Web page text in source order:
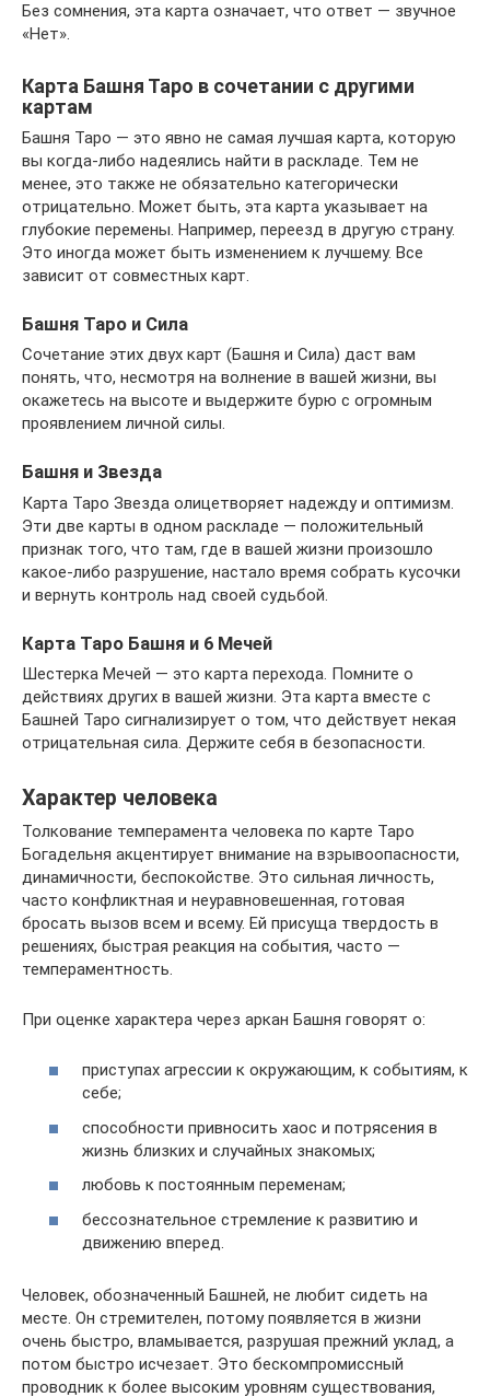
Без сомнения, эта карта означает, что ответ — звучное
«Нет».
Карта Башня Таро в сочетании с другими
картам
Башня Таро — это явно не самая лучшая карта, которую
вы когда-либо надеялись найти в раскладе. Тем не
менее, это также не обязательно категорически
отрицательно. Может быть, эта карта указывает на
глубокие перемены. Например, переезд в другую страну.
Это иногда может быть изменением к лучшему. Все
зависит от совместных карт.
Башня Таро и Сила
Сочетание этих двух карт (Башня и Сила) даст вам
понять, что, несмотря на волнение в вашей жизни, вы
окажетесь на высоте и выдержите бурю с огромным
проявлением личной силы.
Башня и Звезда
Карта Таро Звезда олицетворяет надежду и оптимизм.
Эти две карты в одном раскладе — положительный
признак того, что там, где в вашей жизни произошло
какое-либо разрушение, настало время собрать кусочки
и вернуть контроль над своей судьбой.
Карта Таро Башня и 6 Мечей
Шестерка Мечей — это карта перехода. Помните о
действиях других в вашей жизни. Эта карта вместе с
Башней Таро сигнализирует о том, что действует некая
отрицательная сила. Держите себя в безопасности.
Характер человека
Толкование темперамента человека по карте Таро
Богадельня акцентирует внимание на взрывоопасности,
динамичности, беспокойстве. Это сильная личность,
часто конфликтная и неуравновешенная, готовая
бросать вызов всем и всему. Ей присуща твердость в
решениях, быстрая реакция на события, часто —
темпераментность.
При оценке характера через аркан Башня говорят о:
приступах агрессии к окружающим, к событиям, к
себе;
способности привносить хаос и потрясения в
жизнь близких и случайных знакомых;
любовь к постоянным переменам;
бессознательное стремление к развитию и
движению вперед.
Человек, обозначенный Башней, не любит сидеть на
месте. Он стремителен, потому появляется в жизни
очень быстро, вламывается, разрушая прежний уклад, а
потом быстро исчезает. Это бескомпромиссный
проводник к более высоким уровням существования,